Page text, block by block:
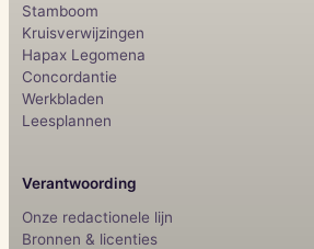
Stamboom
Kruisverwijzingen
Hapax Legomena
Concordantie
Werkbladen
Leesplannen
Verantwoording
Onze redactionele lijn
Bronnen & licenties